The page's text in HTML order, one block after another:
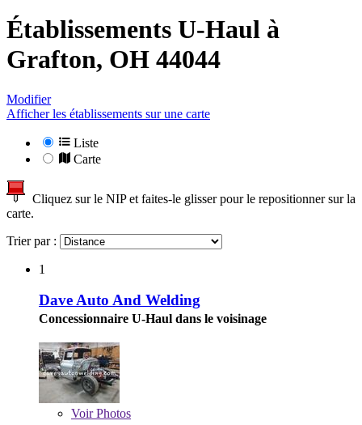
Établissements U-Haul à
Grafton, OH 44044
Modifier
Afficher les établissements sur une carte
Liste
Carte
Cliquez sur le NIP et faites-le glisser pour le repositionner sur la
carte.
Trier par :
1
Dave Auto And Welding
Concessionnaire U-Haul dans le voisinage
VoirPhotos